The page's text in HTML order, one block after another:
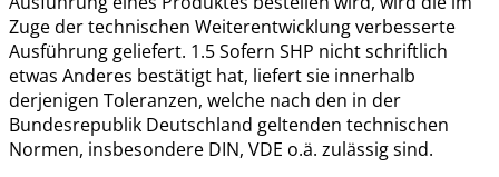
Zuge der technischen Weiterentwicklung verbesserte
Ausführung geliefert. 1.5 Sofern SHP nicht schriftlich
etwas Anderes bestätigt hat, liefert sie innerhalb
derjenigen Toleranzen, welche nach den in der
Bundesrepublik Deutschland geltenden technischen
Normen, insbesondere DIN, VDE o.ä. zulässig sind.